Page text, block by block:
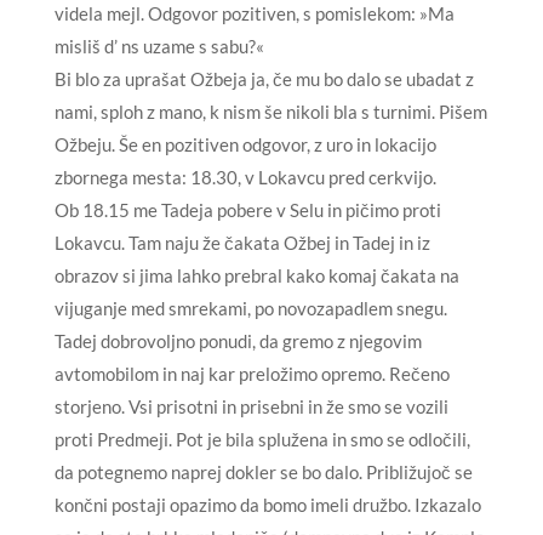
videla mejl. Odgovor pozitiven, s pomislekom: »Ma
misliš d’ ns uzame s sabu?«
Bi blo za uprašat Ožbeja ja, če mu bo dalo se ubadat z
nami, sploh z mano, k nism še nikoli bla s turnimi. Pišem
Ožbeju. Še en pozitiven odgovor, z uro in lokacijo
zbornega mesta: 18.30, v Lokavcu pred cerkvijo.
Ob 18.15 me Tadeja pobere v Selu in pičimo proti
Lokavcu. Tam naju že čakata Ožbej in Tadej in iz
obrazov si jima lahko prebral kako komaj čakata na
vijuganje med smrekami, po novozapadlem snegu.
Tadej dobrovoljno ponudi, da gremo z njegovim
avtomobilom in naj kar preložimo opremo. Rečeno
storjeno. Vsi prisotni in prisebni in že smo se vozili
proti Predmeji. Pot je bila splužena in smo se odločili,
da potegnemo naprej dokler se bo dalo. Približujoč se
končni postaji opazimo da bomo imeli družbo. Izkazalo